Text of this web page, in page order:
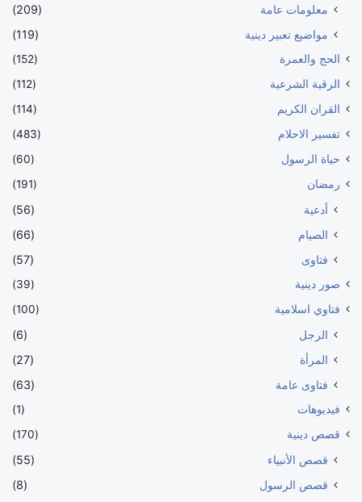
معلومات عامة
(209)
مواضيع تعبير دينية
(119)
الحج والعمرة
(152)
الرقية الشرعية
(112)
القران الكريم
(114)
تفسير الاحلام
(483)
حياة الرسول
(60)
رمضان
(191)
أدعية
(56)
الصيام
(66)
فتاوى
(57)
صور دينية
(39)
فتاوي اسلامية
(100)
الرجل
(6)
المرأة
(27)
فتاوى عامة
(63)
فيديوهات
(1)
قصص دينية
(170)
قصص الأنبياء
(55)
قصص الرسول
(8)